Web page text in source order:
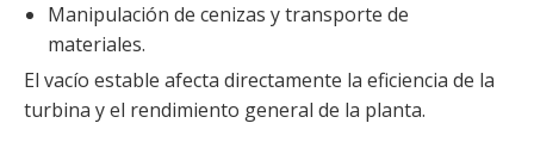
Manipulación de cenizas y transporte de
materiales.
El vacío estable afecta directamente la eficiencia de la
turbina y el rendimiento general de la planta.